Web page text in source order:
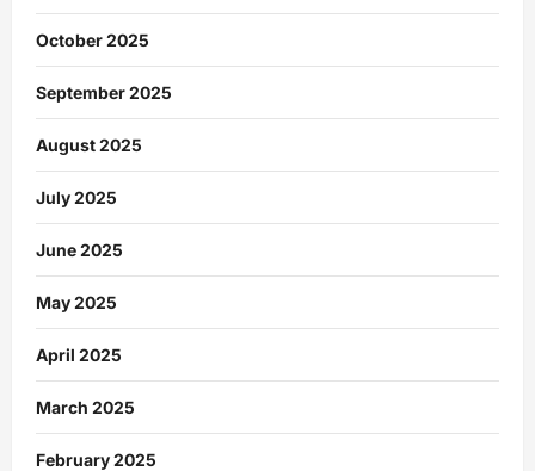
October 2025
September 2025
August 2025
July 2025
June 2025
May 2025
April 2025
March 2025
February 2025